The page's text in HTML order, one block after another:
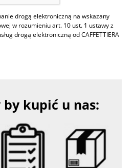
drogą elektroniczną na wskazany
w rozumieniu art. 10 ust. 1 ustawy z
drogą elektroniczną od CAFFETTIERA
by kupić u nas: